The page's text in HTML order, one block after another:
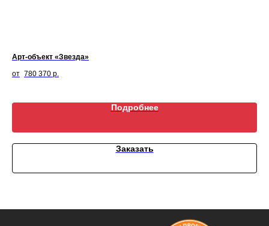
Арт-объект «Звезда»
780 370 р.
Подробнее
Заказать